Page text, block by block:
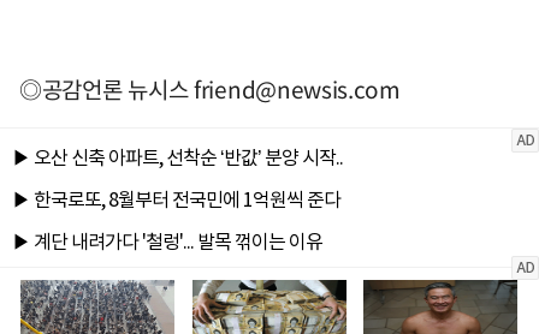
◎공감언론 뉴시스friend@newsis.com